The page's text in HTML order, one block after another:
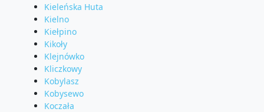
Kieleńska Huta
Kielno
Kiełpino
Kikoły
Klejnówko
Kliczkowy
Kobylasz
Kobysewo
Koczała